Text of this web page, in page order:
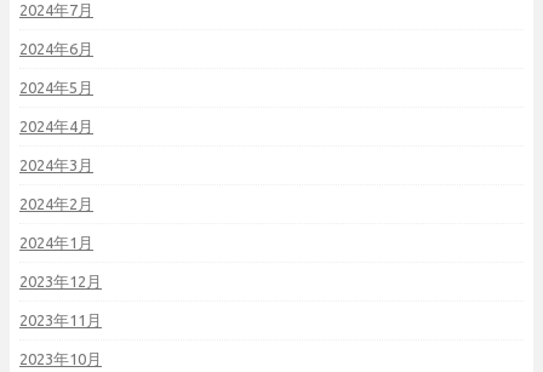
2024年7月
2024年6月
2024年5月
2024年4月
2024年3月
2024年2月
2024年1月
2023年12月
2023年11月
2023年10月